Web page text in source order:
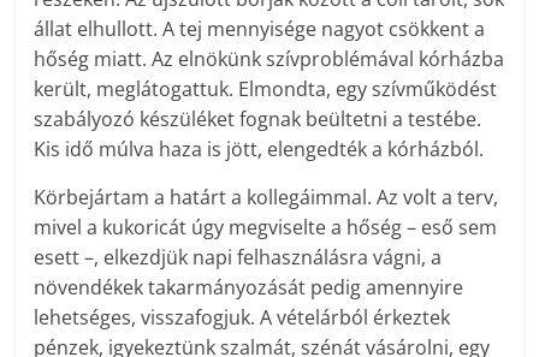
állat elhullott. A tej mennyisége nagyot csökkent a
hőség miatt. Az elnökünk szívproblémával kórházba
került, meglátogattuk. Elmondta, egy szívműködést
szabályozó készüléket fognak beültetni a testébe.
Kis idő múlva haza is jött, elengedték a kórházból.
Körbejártam a határt a kollegáimmal. Az volt a terv,
mivel a kukoricát úgy megviselte a hőség – eső sem
esett –, elkezdjük napi felhasználásra vágni, a
növendékek takarmányozását pedig amennyire
lehetséges, visszafogjuk. A vételárból érkeztek
pénzek, igyekeztünk szalmát, szénát vásárolni, egy